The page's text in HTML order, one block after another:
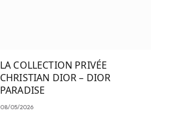
LA COLLECTION PRIVÉE
CHRISTIAN DIOR – DIOR
PARADISE
08/05/2026